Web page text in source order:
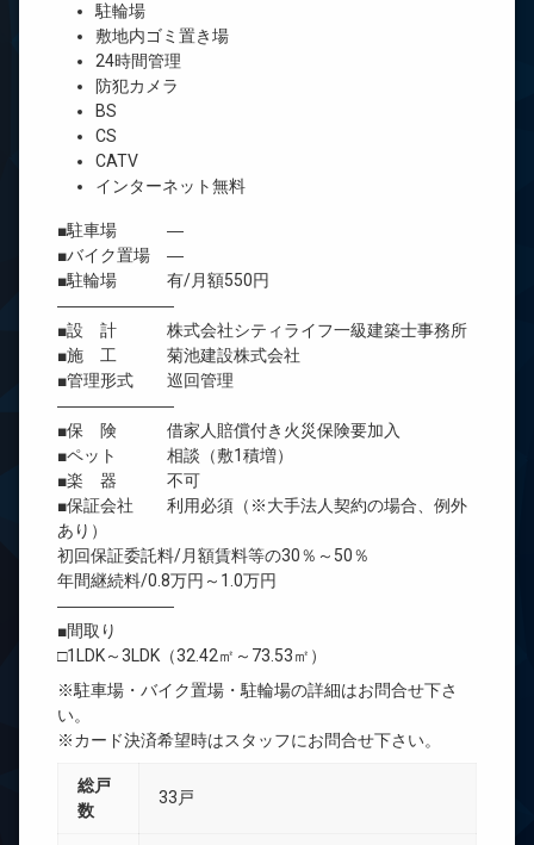
駐輪場
敷地内ゴミ置き場
24時間管理
防犯カメラ
BS
CS
CATV
インターネット無料
■駐車場 ―
■バイク置場 ―
■駐輪場 有/月額550円
―――――――
■設 計 株式会社シティライフ一級建築士事務所
■施 工 菊池建設株式会社
■管理形式 巡回管理
―――――――
■保 険 借家人賠償付き火災保険要加入
■ペット 相談（敷1積増）
■楽 器 不可
■保証会社 利用必須（※大手法人契約の場合、例外
あり）
初回保証委託料/月額賃料等の30％～50％
年間継続料/0.8万円～1.0万円
―――――――
■間取り
□1LDK～3LDK（32.42㎡～73.53㎡）
※駐車場・バイク置場・駐輪場の詳細はお問合せ下さ
い。
※カード決済希望時はスタッフにお問合せ下さい。
総戸
数
33戸